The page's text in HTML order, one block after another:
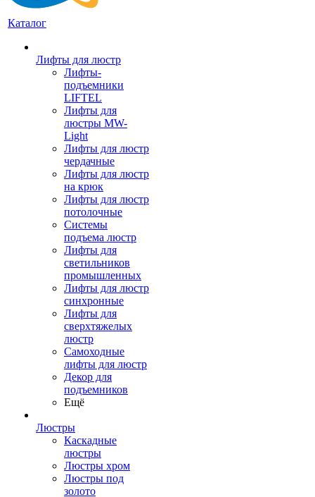
Каталог
Лифты для люстр
Лифты-
подъемники
LIFTEL
Лифты для
люстры MW-
Light
Лифты для люстр
чердачные
Лифты для люстр
на крюк
Лифты для люстр
потолочные
Системы
подъема люстр
Лифты для
светильников
промышленных
Лифты для люстр
синхронные
Лифты для
сверхтяжелых
люстр
Самоходные
лифты для люстр
Декор для
подъемников
Ещё
Люстры
Каскадные
люстры
Люстры хром
Люстры под
золото